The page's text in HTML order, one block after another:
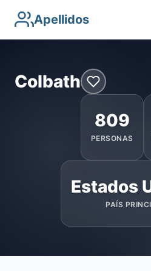
Apellidos
Colbath
809
PERSONAS
Estados
PAÍS